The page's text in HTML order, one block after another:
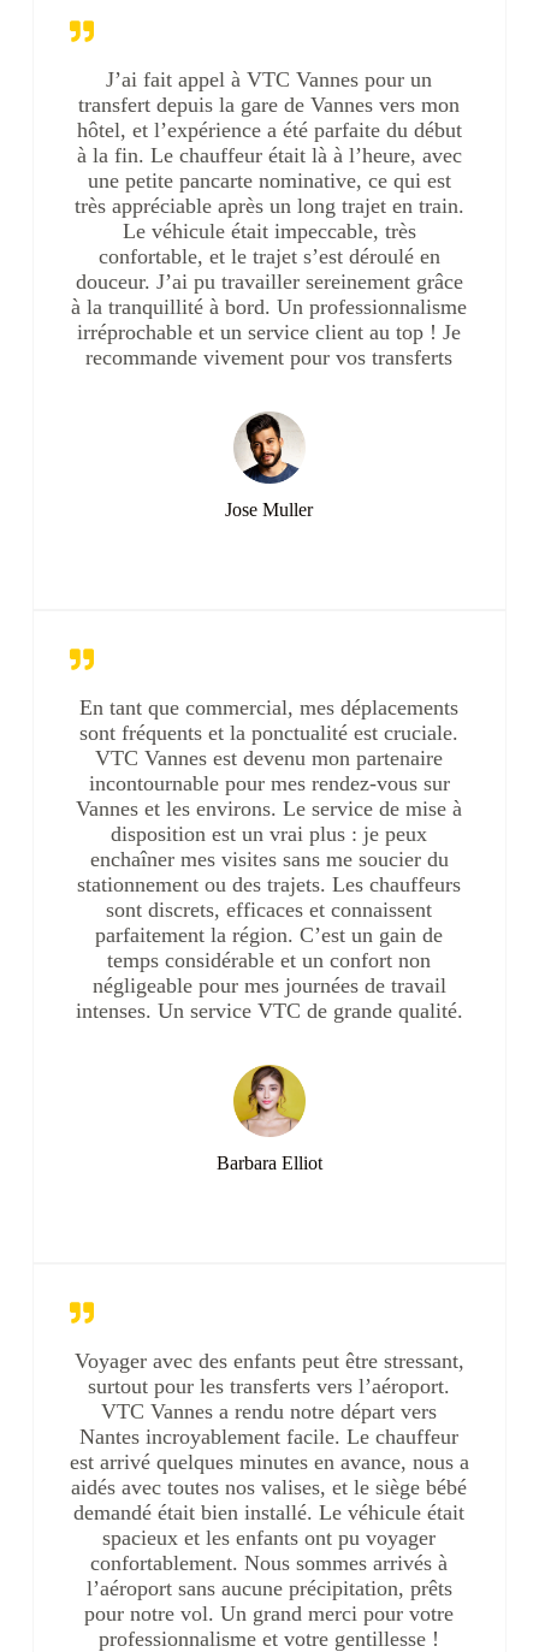
J’ai fait appel à VTC Vannes pour un
transfert depuis la gare de Vannes vers mon
hôtel, et l’expérience a été parfaite du début
à la fin. Le chauffeur était là à l’heure, avec
une petite pancarte nominative, ce qui est
très appréciable après un long trajet en train.
Le véhicule était impeccable, très
confortable, et le trajet s’est déroulé en
douceur. J’ai pu travailler sereinement grâce
à la tranquillité à bord. Un professionnalisme
irréprochable et un service client au top ! Je
recommande vivement pour vos transferts
Jose Muller
En tant que commercial, mes déplacements
sont fréquents et la ponctualité est cruciale.
VTC Vannes est devenu mon partenaire
incontournable pour mes rendez-vous sur
Vannes et les environs. Le service de mise à
disposition est un vrai plus : je peux
enchaîner mes visites sans me soucier du
stationnement ou des trajets. Les chauffeurs
sont discrets, efficaces et connaissent
parfaitement la région. C’est un gain de
temps considérable et un confort non
négligeable pour mes journées de travail
intenses. Un service VTC de grande qualité.
Barbara Elliot
Voyager avec des enfants peut être stressant,
surtout pour les transferts vers l’aéroport.
VTC Vannes a rendu notre départ vers
Nantes incroyablement facile. Le chauffeur
est arrivé quelques minutes en avance, nous a
aidés avec toutes nos valises, et le siège bébé
demandé était bien installé. Le véhicule était
spacieux et les enfants ont pu voyager
confortablement. Nous sommes arrivés à
l’aéroport sans aucune précipitation, prêts
pour notre vol. Un grand merci pour votre
professionnalisme et votre gentillesse !